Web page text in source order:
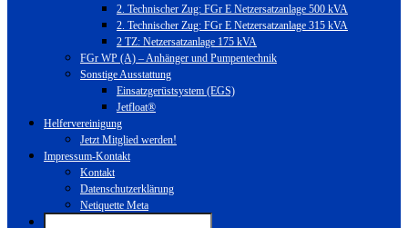
2. Technischer Zug: FGr E Netzersatzanlage 500 kVA
2. Technischer Zug: FGr E Netzersatzanlage 315 kVA
2 TZ: Netzersatzanlage 175 kVA
FGr WP (A) – Anhänger und Pumpentechnik
Sonstige Ausstattung
Einsatzgerüstsystem (EGS)
Jetfloat®
Helfervereinigung
Jetzt Mitglied werden!
Impressum-Kontakt
Kontakt
Datenschutzerklärung
Netiquette Meta